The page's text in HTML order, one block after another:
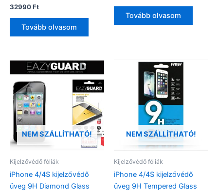
32990Ft
Tovább olvasom
Tovább olvasom
NEM SZÁLLÍTHATÓ!
Kijelzővédő fóliák
iPhone 4/4S kijelzővédő
üveg 9H Diamond Glass
NEM SZÁLLÍTHATÓ!
Kijelzővédő fóliák
iPhone 4/4S kijelzővédő
üveg 9H Tempered Glass